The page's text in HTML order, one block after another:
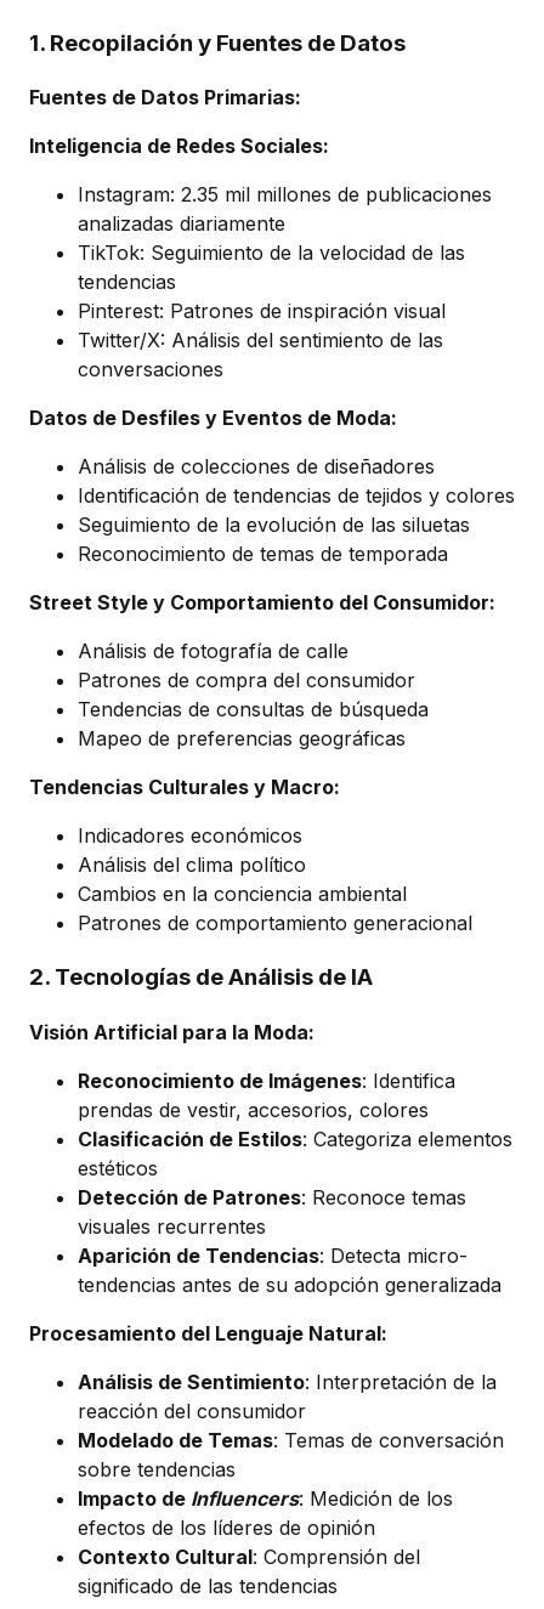
1. Recopilación y Fuentes de Datos
Fuentes de Datos Primarias:
Inteligencia de Redes Sociales:
Instagram: 2.35 mil millones de publicaciones
analizadas diariamente
TikTok: Seguimiento de la velocidad de las
tendencias
Pinterest: Patrones de inspiración visual
Twitter/X: Análisis del sentimiento de las
conversaciones
Datos de Desfiles y Eventos de Moda:
Análisis de colecciones de diseñadores
Identificación de tendencias de tejidos y colores
Seguimiento de la evolución de las siluetas
Reconocimiento de temas de temporada
Street Style y Comportamiento del Consumidor:
Análisis de fotografía de calle
Patrones de compra del consumidor
Tendencias de consultas de búsqueda
Mapeo de preferencias geográficas
Tendencias Culturales y Macro:
Indicadores económicos
Análisis del clima político
Cambios en la conciencia ambiental
Patrones de comportamiento generacional
2. Tecnologías de Análisis de IA
Visión Artificial para la Moda:
Reconocimiento de Imágenes: Identifica
prendas de vestir, accesorios, colores
Clasificación de Estilos: Categoriza elementos
estéticos
Detección de Patrones: Reconoce temas
visuales recurrentes
Aparición de Tendencias: Detecta micro-
tendencias antes de su adopción generalizada
Procesamiento del Lenguaje Natural:
Análisis de Sentimiento: Interpretación de la
reacción del consumidor
Modelado de Temas: Temas de conversación
sobre tendencias
Impacto de Influencers: Medición de los
efectos de los líderes de opinión
Contexto Cultural: Comprensión del
significado de las tendencias